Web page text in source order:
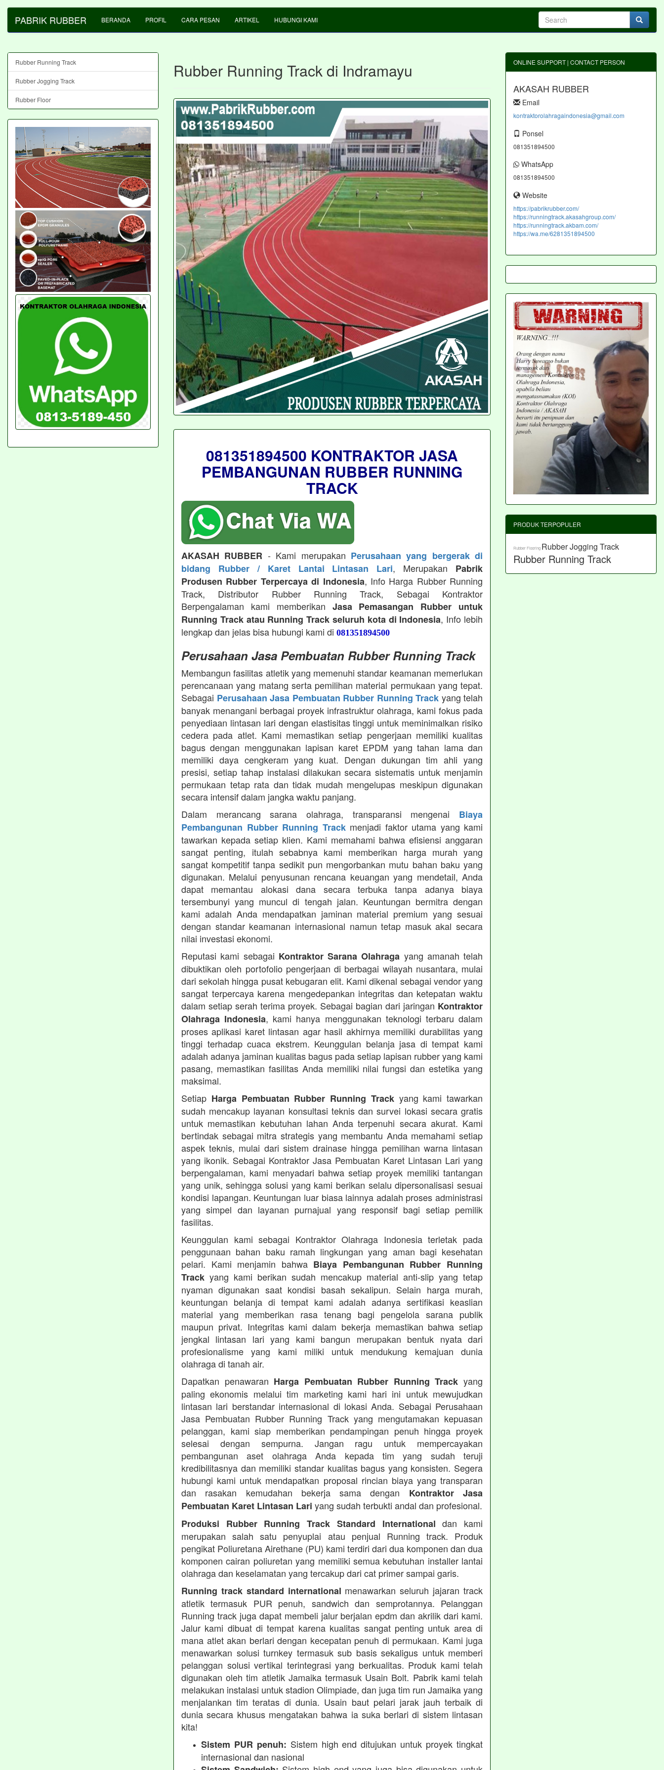
PABRIK RUBBER BERANDA PROFIL CARA PESAN ARTIKEL HUBUNGI KAMI
Rubber Running Track di Indramayu
081351894500 KONTRAKTOR JASA
PEMBANGUNAN RUBBER RUNNING
TRACK
AKASAH RUBBER - Kami merupakan Perusahaan yang bergerak di
bidang Rubber / Karet Lantai Lintasan Lari, Merupakan Pabrik
Produsen Rubber Terpercaya di Indonesia, Info Harga Rubber Running
Track, Distributor Rubber Running Track, Sebagai Kontraktor
Berpengalaman kami memberikan Jasa Pemasangan Rubber untuk
Running Track atau Running Track seluruh kota di Indonesia, Info lebih
lengkap dan jelas bisa hubungi kami di 081351894500
Perusahaan Jasa Pembuatan Rubber Running Track
Membangun fasilitas atletik yang memenuhi standar keamanan memerlukan
perencanaan yang matang serta pemilihan material permukaan yang tepat.
Sebagai Perusahaan Jasa Pembuatan Rubber Running Track yang telah
banyak menangani berbagai proyek infrastruktur olahraga, kami fokus pada
penyediaan lintasan lari dengan elastisitas tinggi untuk meminimalkan risiko
cedera pada atlet. Kami memastikan setiap pengerjaan memiliki kualitas
bagus dengan menggunakan lapisan karet EPDM yang tahan lama dan
memiliki daya cengkeram yang kuat. Dengan dukungan tim ahli yang
presisi, setiap tahap instalasi dilakukan secara sistematis untuk menjamin
permukaan tetap rata dan tidak mudah mengelupas meskipun digunakan
secara intensif dalam jangka waktu panjang.
Dalam merancang sarana olahraga, transparansi mengenai Biaya
Pembangunan Rubber Running Trackmenjadi faktor utama yang kami
tawarkan kepada setiap klien. Kami memahami bahwa efisiensi anggaran
sangat penting, itulah sebabnya kami memberikan harga murah yang
sangat kompetitif tanpa sedikit pun mengorbankan mutu bahan baku yang
digunakan. Melalui penyusunan rencana keuangan yang mendetail, Anda
dapat memantau alokasi dana secara terbuka tanpa adanya biaya
tersembunyi yang muncul di tengah jalan. Keuntungan bermitra dengan
kami adalah Anda mendapatkan jaminan material premium yang sesuai
dengan standar keamanan internasional namun tetap masuk akal secara
nilai investasi ekonomi.
Reputasi kami sebagai Kontraktor Sarana Olahraga yang amanah telah
dibuktikan oleh portofolio pengerjaan di berbagai wilayah nusantara, mulai
dari sekolah hingga pusat kebugaran elit. Kami dikenal sebagai vendor yang
sangat terpercaya karena mengedepankan integritas dan ketepatan waktu
dalam setiap serah terima proyek. Sebagai bagian dari jaringan Kontraktor
Olahraga Indonesia, kami hanya menggunakan teknologi terbaru dalam
proses aplikasi karet lintasan agar hasil akhirnya memiliki durabilitas yang
tinggi terhadap cuaca ekstrem. Keunggulan belanja jasa di tempat kami
adalah adanya jaminan kualitas bagus pada setiap lapisan rubber yang kami
pasang, memastikan fasilitas Anda memiliki nilai fungsi dan estetika yang
maksimal.
Setiap Harga Pembuatan Rubber Running Trackyang kami tawarkan
sudah mencakup layanan konsultasi teknis dan survei lokasi secara gratis
untuk memastikan kebutuhan lahan Anda terpenuhi secara akurat. Kami
bertindak sebagai mitra strategis yang membantu Anda memahami setiap
aspek teknis, mulai dari sistem drainase hingga pemilihan warna lintasan
yang ikonik. Sebagai Kontraktor Jasa Pembuatan Karet Lintasan Lari yang
berpengalaman, kami menyadari bahwa setiap proyek memiliki tantangan
yang unik, sehingga solusi yang kami berikan selalu dipersonalisasi sesuai
kondisi lapangan. Keuntungan luar biasa lainnya adalah proses administrasi
yang simpel dan layanan purnajual yang responsif bagi setiap pemilik
fasilitas.
Keunggulan kami sebagai Kontraktor Olahraga Indonesia terletak pada
penggunaan bahan baku ramah lingkungan yang aman bagi kesehatan
pelari. Kami menjamin bahwa Biaya Pembangunan Rubber Running
Track yang kami berikan sudah mencakup material anti-slip yang tetap
nyaman digunakan saat kondisi basah sekalipun. Selain harga murah,
keuntungan belanja di tempat kami adalah adanya sertifikasi keaslian
material yang memberikan rasa tenang bagi pengelola sarana publik
maupun privat. Integritas kami dalam bekerja memastikan bahwa setiap
jengkal lintasan lari yang kami bangun merupakan bentuk nyata dari
profesionalisme yang kami miliki untuk mendukung kemajuan dunia
olahraga di tanah air.
Dapatkan penawaran Harga Pembuatan Rubber Running Track yang
paling ekonomis melalui tim marketing kami hari ini untuk mewujudkan
lintasan lari berstandar internasional di lokasi Anda. Sebagai Perusahaan
Jasa Pembuatan Rubber Running Track yang mengutamakan kepuasan
pelanggan, kami siap memberikan pendampingan penuh hingga proyek
selesai dengan sempurna. Jangan ragu untuk mempercayakan
pembangunan aset olahraga Anda kepada tim yang sudah teruji
kredibilitasnya dan memiliki standar kualitas bagus yang konsisten. Segera
hubungi kami untuk mendapatkan proposal rincian biaya yang transparan
dan rasakan kemudahan bekerja sama dengan Kontraktor Jasa
Pembuatan Karet Lintasan Lari yang sudah terbukti andal dan profesional.
Produksi Rubber Running Track Standard International dan kami
merupakan salah satu penyuplai atau penjual Running track. Produk
pengikat Poliuretana Airethane (PU) kami terdiri dari dua komponen dan dua
komponen cairan poliuretan yang memiliki semua kebutuhan installer lantai
olahraga dan keselamatan yang tercakup dari cat primer sampai garis.
Running track standard international menawarkan seluruh jajaran track
atletik termasuk PUR penuh, sandwich dan semprotannya. Pelanggan
Running track juga dapat membeli jalur berjalan epdm dan akrilik dari kami.
Jalur kami dibuat di tempat karena kualitas sangat penting untuk area di
mana atlet akan berlari dengan kecepatan penuh di permukaan. Kami juga
menawarkan solusi turnkey termasuk sub basis sekaligus untuk memberi
pelanggan solusi vertikal terintegrasi yang berkualitas. Produk kami telah
digunakan oleh tim atletik Jamaika termasuk Usain Bolt. Pabrik kami telah
melakukan instalasi untuk stadion Olimpiade, dan juga tim run Jamaika yang
menjalankan tim teratas di dunia. Usain baut pelari jarak jauh terbaik di
dunia secara khusus mengatakan bahwa ia suka berlari di sistem lintasan
kita!
Sistem PUR penuh: Sistem high end ditujukan untuk proyek tingkat
internasional dan nasional
Rubber Running Track
Rubber Jogging Track
Rubber Floor
ONLINE SUPPORT | CONTACT PERSON
AKASAH RUBBER
Email
kontraktorolahragaindonesia@gmail.com
Ponsel
081351894500
WhatsApp
081351894500
Website
https://pabrikrubber.com/
https://runningtrack.akasahgroup.com/
https://runningtrack.akbam.com/
https://wa.me/6281351894500
PRODUK TERPOPULER
Rubber Flooring Rubber Jogging Track
Rubber Running Track